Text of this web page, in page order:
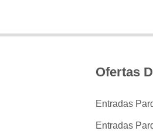
Ofertas
Entradas
Entradas